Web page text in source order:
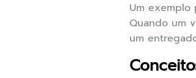
Um exemplo
Quando um
um